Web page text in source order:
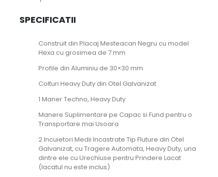
SPECIFICATII
Construit din Placaj Mesteacan Negru cu model
Hexa cu grosimea de 7 mm
Profile din Aluminiu de 30×30 mm
Colturi Heavy Duty din Otel Galvanizat
1 Maner Techno, Heavy Duty
Manere Suplimentare pe Capac si Fund pentru o
Transportare mai Usoara
2 Incuietori Medii Incastrate Tip Fluture din Otel
Galvanizat, cu Tragere Automata, Heavy Duty, una
dintre ele cu Urechiuse pentru Prindere Lacat
(lacatul nu este inclus)